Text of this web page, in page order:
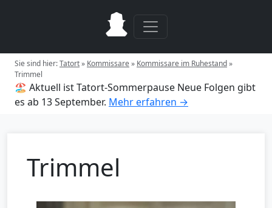
Sie sind hier:Tatort» Kommissare» Kommissare im Ruhestand»
Trimmel
🏖️ Aktuell ist Tatort-Sommerpause Neue Folgen gibt
es ab 13 September. Mehr erfahren →
Trimmel